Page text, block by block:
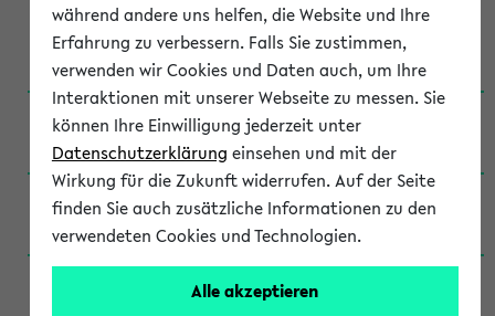
Anglistik: British and American Studies / B.A.
(Einschreibung bis WiSe 16/17)
Anglistik: British and American Studies / B.A.
(Einschreibung bis SoSe 2015)
Anglistik: British and American Studies / B.A.
(Einschreibung bis SoSe 2013)
Anglistik: British and American Studies / Ba
(Einschreibung bis SoSe 2011)
während andere uns helfen, die Website und Ihre
Erfahrung zu verbessern. Falls Sie zustimmen,
verwenden wir Cookies und Daten auch, um Ihre
Interaktionen mit unserer Webseite zu messen. Sie
können Ihre Einwilligung jederzeit unter
Datenschutzerklärung einsehen und mit der
Wirkung für die Zukunft widerrufen. Auf der Seite
finden Sie auch zusätzliche Informationen zu den
verwendeten Cookies und Technologien.
Alle akzeptieren